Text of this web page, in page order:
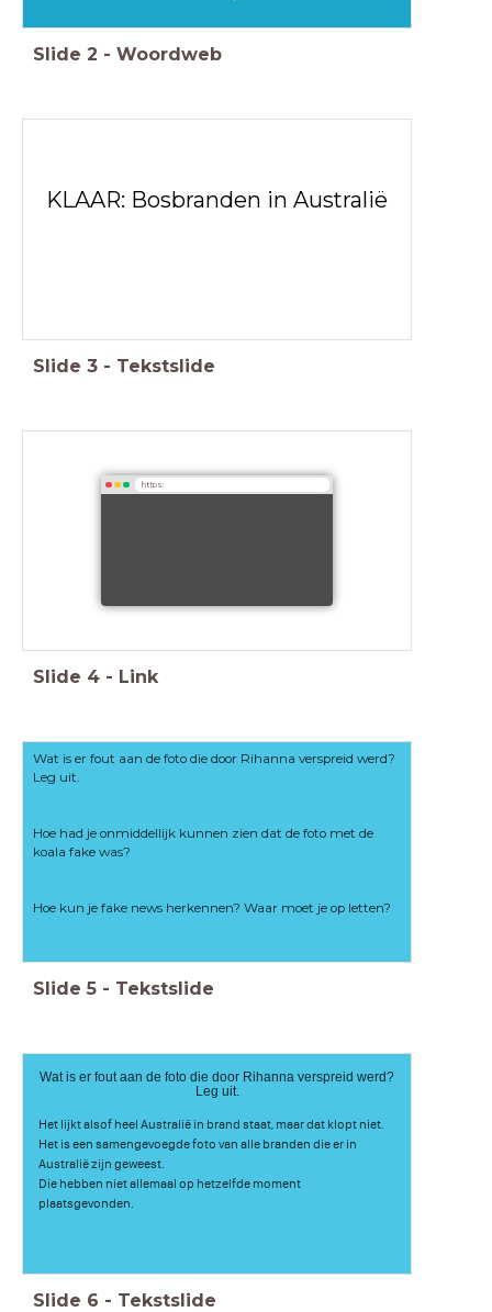
Slide 2 - Woordweb
KLAAR: Bosbranden in Australië
Slide 3 - Tekstslide
https:
Slide 4 - Link
Wat is er fout aan de foto die door Rihanna verspreid werd?
Leg uit.
Hoe had je onmiddellijk kunnen zien dat de foto met de
koala fake was?
Hoe kun je fake news herkennen? Waar moet je op letten?
Slide 5 - Tekstslide
Wat is er fout aan de foto die door Rihanna verspreid werd?
Leg uit.
Het lijkt alsof heel Australië in brand staat, maar dat klopt niet.
Het is een samengevoegde foto van alle branden die er in
Australië zijn geweest.
Die hebben niet allemaal op hetzelfde moment
plaatsgevonden.
Slide 6 - Tekstslide